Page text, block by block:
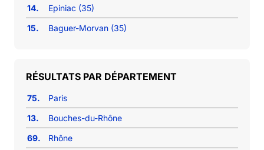
14.
Epiniac (35)
15.
Baguer-Morvan (35)
RÉSULTATS PAR DÉPARTEMENT
75.
Paris
13.
Bouches-du-Rhône
69.
Rhône